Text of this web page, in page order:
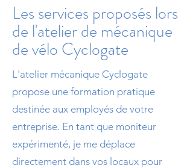
Les services proposés lors
de l'atelier de mécanique
de vélo Cyclogate
L'atelier mécanique Cyclogate
propose une formation pratique
destinée aux employés de votre
entreprise. En tant que moniteur
expérimenté, je me déplace
directement dans vos locaux pour